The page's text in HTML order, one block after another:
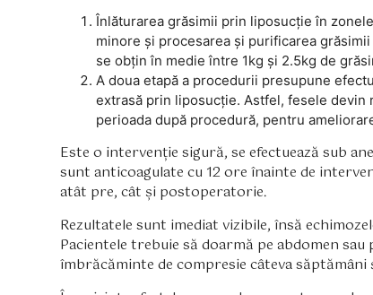
Înlăturarea grăsimii prin liposucție în
minore și procesarea și purificarea
se obțin în medie între 1kg și 2.5kg de
A doua etapă a procedurii presupune
extrasă prin liposucție. Astfel, fesele
perioada după procedură, pentru
Este o intervenție sigură, se efectuează sub
sunt anticoagulate cu 12 ore înainte de
atât pre, cât și postoperatorie.
Rezultatele sunt imediat vizibile, însă
Pacientele trebuie să doarmă pe abdomen
îmbrăcăminte de compresie câteva săptămâni